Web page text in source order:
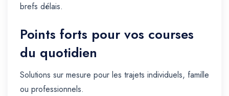
brefs délais.
Points forts pour vos courses
du quotidien
Solutions sur mesure pour les trajets individuels, famille
ou professionnels.